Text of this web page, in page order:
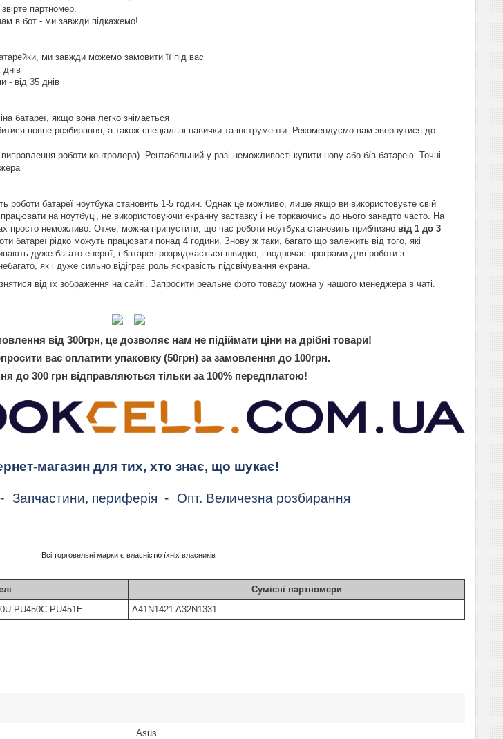
партномер.
в бот - ми завжди підкажемо!
ми завжди можемо замовити її під вас
днів
від 35 днів
батареї, якщо вона легко знімається
повне розбирання, а також спеціальні навички та інструменти. Рекомендуємо вам звернутися до
роботи контролера). Рентабельний у разі неможливості купити нову або б/в батарею. Точні
роботи батареї ноутбука становить 1-5 годин. Однак це можливо, лише якщо ви використовуєте свій
працювати на ноутбуці, не використовуючи екранну заставку і не торкаючись до нього занадто часто. На
просто неможливо. Отже, можна припустити, що час роботи ноутбука становить приблизно від 1 до 3
батареї рідко можуть працювати понад 4 години. Знову ж таки, багато що залежить від того, які
дуже багато енергії, і батарея розряджається швидко, і водночас програми для роботи з
як і дуже сильно відіграє роль яскравість підсвічування екрана.
від їх зображення на сайті. Запросити реальне фото товару можна у нашого менеджера в чаті.
від 300грн, це дозволяє нам не підіймати ціни на дрібні товари!
вас оплатити упаковку (50грн) за замовлення до 100грн.
до 300 грн відправляються тільки за 100% передплатою!
магазин для тих, хто знає, що шукає!
- Запчастини, периферія - Опт. Величезна розбирання
Всі торговельні марки є власністю їхніх власників
Сумісні партномери
PU450C PU451E
A41N1421 A32N1331
Asus